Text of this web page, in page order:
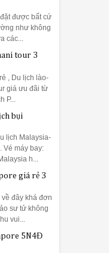
được bất cứ
như không
các...
tour 3
, Du lịch lào-
giá ưu đãi từ
bụi
lịch Malaysia-
Vé máy bay:
h...
giá rẻ 3
đây khá đơn
sư tử không
vui...
5N4Đ